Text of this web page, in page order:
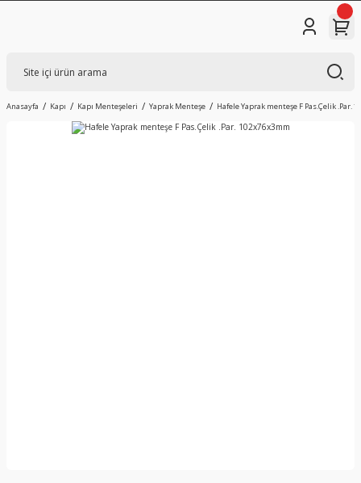
Anasayfa Kapı Kapı Menteşeleri Yaprak Menteşe Hafele Yaprak menteşe F Pas.Çelik .Par.